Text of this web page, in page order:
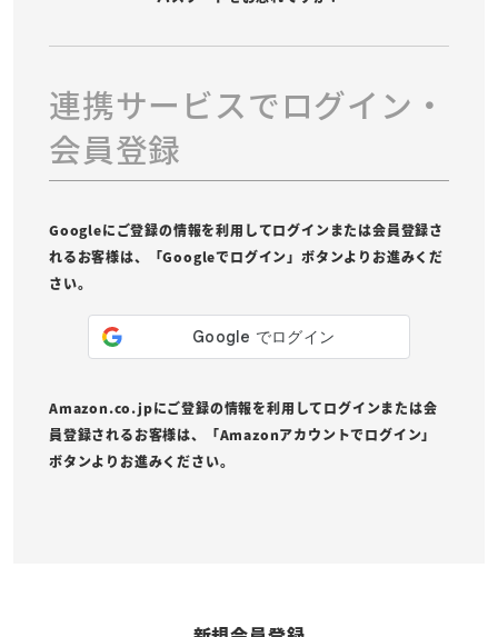
連携サービスでログイン・
会員登録
Googleにご登録の情報を利用してログインまたは会員登録さ
れるお客様は、「Googleでログイン」ボタンよりお進みくだ
さい。
Amazon.co.jpにご登録の情報を利用してログインまたは会
員登録されるお客様は、「Amazonアカウントでログイン」
ボタンよりお進みください。